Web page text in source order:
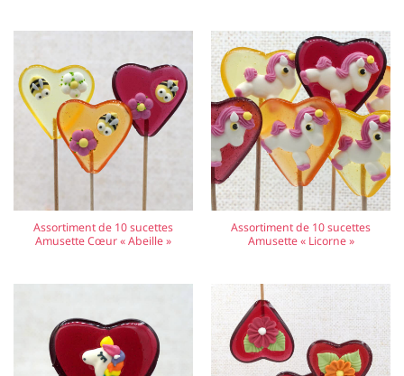
Assortiment de 10 sucettes
Amusette Cœur « Abeille »
Assortiment de 10 sucettes
Amusette « Licorne »